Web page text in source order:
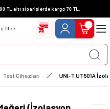
TL altı siparişlerde kargo 70 TL.
Test Cihazları UNI-T UT501A